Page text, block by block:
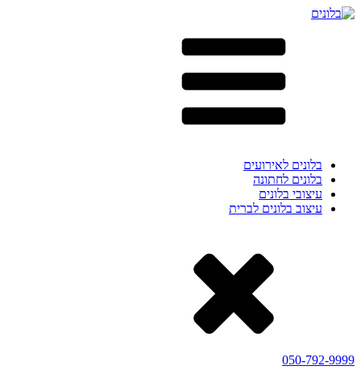
בלונים לאירועים
בלונים לחתונה
עיצובי בלונים
עיצוב בלונים לברית
050-792-9999